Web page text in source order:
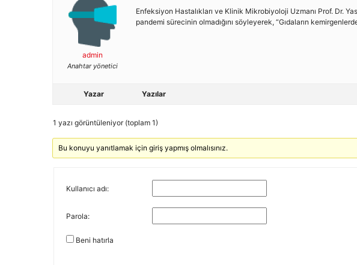
admin
Anahtar yönetici
Enfeksiyon Hastalıkları ve Klinik Mikrobiyoloji Uzmanı Prof. Dr.
pandemi sürecinin olmadığını söyleyerek, “Gıdaların
Yazar Yazılar
1 yazı görüntüleniyor (toplam 1)
Bu konuyu yanıtlamak için giriş yapmış olmalısınız.
Kullanıcı adı:
Parola:
Beni hatırla